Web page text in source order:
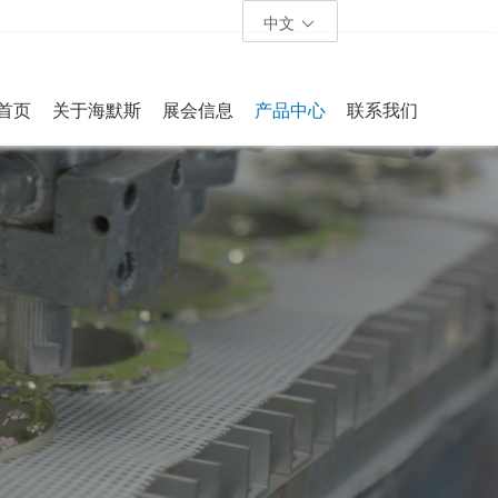
中文
页 关于海默斯 展会信息 产品中心 联系我们